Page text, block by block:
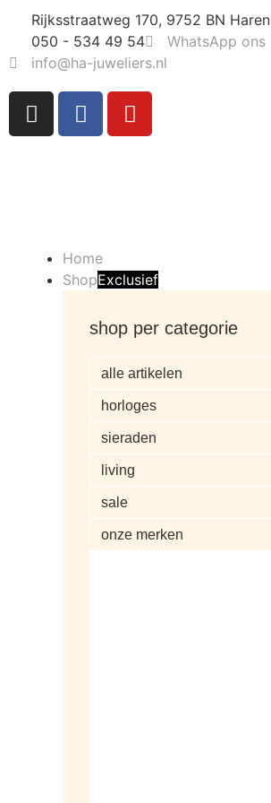
Rijksstraatweg 170, 9752 BN Haren
050 - 534 49 54
WhatsApp ons
info@ha-juweliers.nl
Home
ShopExclusief
shop per categorie
alle artikelen
horloges
sieraden
living
sale
onze merken